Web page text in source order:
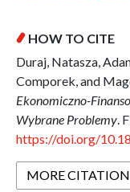
HOW TO CITE
Duraj, Natasza,
Comporek, and
Ekonomiczno-
Wybrane Problemy.
https://doi.org/
MORE